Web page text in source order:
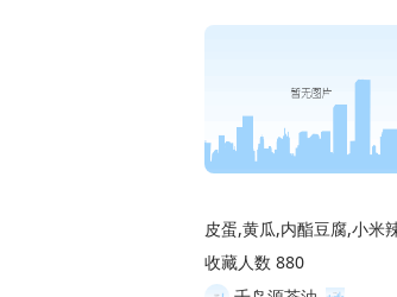
收藏人数 880